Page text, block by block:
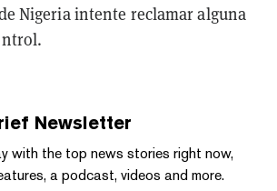
Nigeria intente reclamar alguna
Newsletter
with the top news stories right now,
a podcast, videos and more.